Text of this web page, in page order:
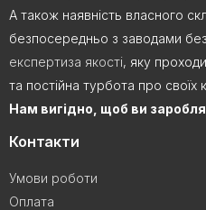
А також наявність власного
безпосередньо з заводами
експертиза якості, яку
та постійна турбота про своїх
Нам вигідно, щоб ви
Контакти
Умови роботи
Оплата